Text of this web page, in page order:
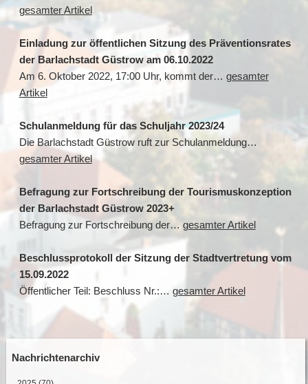
gesamter Artikel
Einladung zur öffentlichen Sitzung des Präventionsrates
der Barlachstadt Güstrow am 06.10.2022
Am 6. Oktober 2022, 17:00 Uhr, kommt der… gesamter
Artikel
Schulanmeldung für das Schuljahr 2023/24
Die Barlachstadt Güstrow ruft zur Schulanmeldung…
gesamter Artikel
Befragung zur Fortschreibung der Tourismuskonzeption
der Barlachstadt Güstrow 2023+
Befragung zur Fortschreibung der… gesamter Artikel
Beschlussprotokoll der Sitzung der Stadtvertretung vom
15.09.2022
Öffentlicher Teil: Beschluss Nr.:… gesamter Artikel
Nachrichtenarchiv